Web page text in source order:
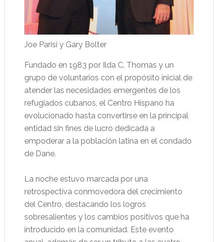
Joe Parisi y Gary Bolter
Fundado en 1983 por Ilda C. Thomas y un
grupo de voluntarios con el propósito inicial de
atender las necesidades emergentes de los
refugiados cubanos, el Centro Hispano ha
evolucionado hasta convertirse en la principal
entidad sin fines de lucro dedicada a
empoderar a la población latina en el condado
de Dane.
La noche estuvo marcada por una
retrospectiva conmovedora del crecimiento
del Centro, destacando los logros
sobresalientes y los cambios positivos que ha
introducido en la comunidad. Este evento